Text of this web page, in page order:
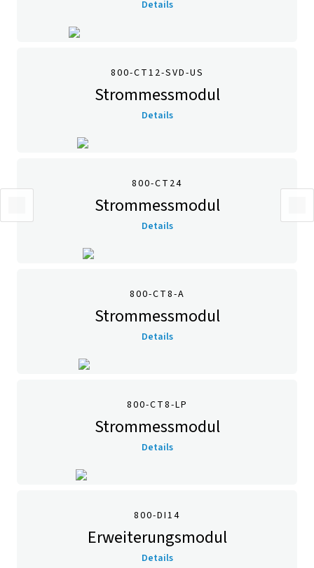
Details
800-CT12-SVD-US
Strommessmodul
Details
800-CT24
Strommessmodul
Details
800-CT8-A
Strommessmodul
Details
800-CT8-LP
Strommessmodul
Details
800-DI14
Erweiterungsmodul
Details